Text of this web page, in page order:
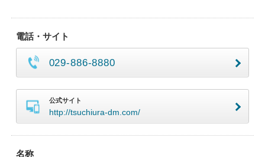
電話・サイト
029-886-8880
公式サイト
http://tsuchiura-dm.com/
名称